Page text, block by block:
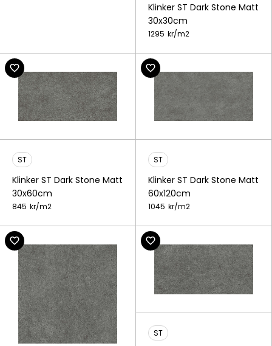
Klinker ST Dark Stone Matt
30x30cm
1295 kr/m2
ST
Klinker ST Dark Stone Matt
30x60cm
845 kr/m2
ST
Klinker ST Dark Stone Matt
60x120cm
1045 kr/m2
ST